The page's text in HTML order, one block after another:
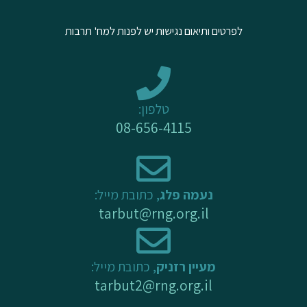
g
o
k
-
f
b
לפרטים ותיאום נגישות יש לפנות למח' תרבות
טלפון:
08-656-4115
נעמה פלג, כתובת מייל:
tarbut@rng.org.il
מעיין רזניק, כתובת מייל:
tarbut2@rng.org.il